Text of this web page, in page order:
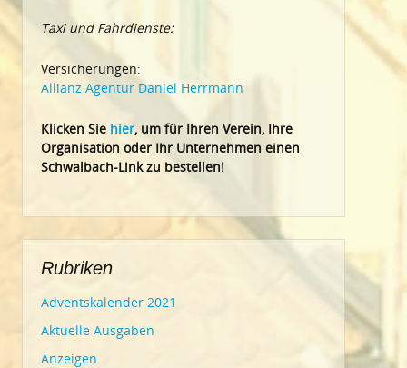
Taxi und Fahrdienste:
Versicherungen:
Allianz Agentur Daniel Herrmann
Klicken Sie hier, um für Ihren Verein, Ihre
Organisation oder Ihr Unternehmen einen
Schwalbach-Link zu bestellen!
Rubriken
Adventskalender 2021
Aktuelle Ausgaben
Anzeigen